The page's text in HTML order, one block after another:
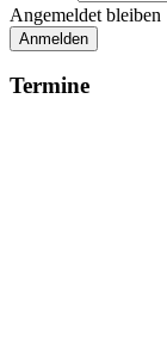
Angemeldet bleiben
Anmelden
Termine